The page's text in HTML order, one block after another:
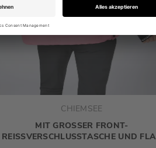
CHIEMSEE
MIT GROSSER FRONT-R
EISSVERSCHLUSSTASCHE UND